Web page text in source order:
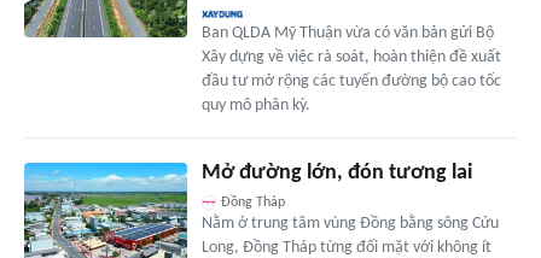
Ban QLDA Mỹ Thuận vừa có văn bản gửi Bộ
Xây dựng về việc rà soát, hoàn thiện đề xuất
đầu tư mở rộng các tuyến đường bộ cao tốc
quy mô phân kỳ.
Mở đường lớn, đón tương lai
Đồng Tháp
Nằm ở trung tâm vùng Đồng bằng sông Cửu
Long, Đồng Tháp từng đối mặt với không ít